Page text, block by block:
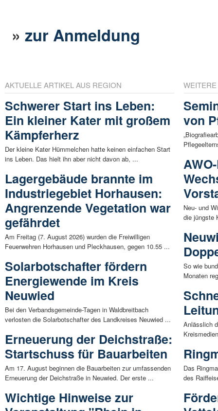
»zur Anmeldung
AKTUELLE ARTIKEL AUS REGION
Schwerer Start ins Leben:
Ein kleiner Kater mit großem
Kämpferherz
Der kleine Kater Hümmelchen hatte keinen einfachen Start
ins Leben. Das hielt ihn aber nicht davon ab, ...
Lagergebäude brannte im
Industriegebiet Horhausen:
Angrenzende Vegetation war
gefährdet
Am Freitag (7. August 2026) wurden die Freiwilligen
Feuerwehren Horhausen und Pleckhausen, gegen 10.55 ...
Solarbotschafter fördern
Energiewende im Kreis
Neuwied
Bei den Verbandsgemeinde-Tagen in Waldbreitbach
verlosten die Solarbotschafter des Landkreises Neuwied ...
Erneuerung der Deichstraße:
Startschuss für Bauarbeiten
Am 17. August beginnen die Bauarbeiten zur umfassenden
Erneuerung der Deichstraße in Neuwied. Der erste ...
Wichtige Hinweise zur
von
Neu- und
die jüngste
So wie
Monaten
Anlässlich
Das
des